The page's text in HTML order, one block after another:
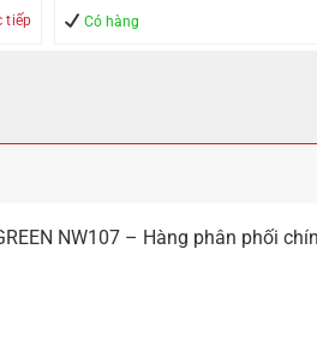
tiếp Có hàng
NW107 – Hàng phân phối